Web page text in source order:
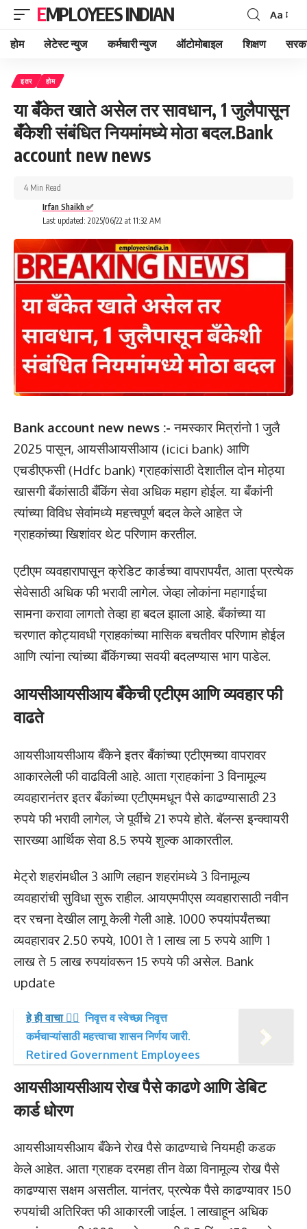
EMPLOYEES INDIAN
Font
Resizer
Aa
होम लेटेस्ट न्युज कर्मचारी न्युज ऑटोमोबाइल शिक्षण
इतर होम
या बँकेत खाते असेल तर सावधान, 1 जुलैपासून
बँकेशी संबंधित नियमांमध्ये मोठा बदल.Bank
account new news
Last updated: 2025/06/22 at 11:32 AM
Irfan Shaikh ✅
4 Min Read
Bank account new news :- नमस्कार मित्रांनो 1 जुलै
2025 पासून, आयसीआयसीआय (icici bank) आणि
एचडीएफसी (Hdfc bank) ग्राहकांसाठी देशातील दोन मोठ्या
खासगी बँकांसाठी बँकिंग सेवा अधिक महाग होईल. या बँकांनी
त्यांच्या विविध सेवांमध्ये महत्त्वपूर्ण बदल केले आहेत जे
ग्राहकांच्या खिशांवर थेट परिणाम करतील.
एटीएम व्यवहारापासून क्रेडिट कार्डच्या वापरापर्यंत, आता प्रत्येक
सेवेसाठी अधिक फी भरावी लागेल. जेव्हा लोकांना महागाईचा
सामना करावा लागतो तेव्हा हा बदल झाला आहे. बँकांच्या या
चरणात कोट्यावधी ग्राहकांच्या मासिक बचतीवर परिणाम होईल
आणि त्यांना त्यांच्या बँकिंगच्या सवयी बदलण्यास भाग पाडेल.
आयसीआयसीआय बँकेची एटीएम आणि व्यवहार फी
वाढते
आयसीआयसीआय बँकेने इतर बँकांच्या एटीएमच्या वापरावर
आकारलेली फी वाढविली आहे. आता ग्राहकांना 3 विनामूल्य
व्यवहारानंतर इतर बँकांच्या एटीएममधून पैसे काढण्यासाठी 23
रुपये फी भरावी लागेल, जे पूर्वीचे 21 रुपये होते. बॅलन्स इन्क्वायरी
सारख्या आर्थिक सेवा 8.5 रुपये शुल्क आकारतील.
मेट्रो शहरांमधील 3 आणि लहान शहरांमध्ये 3 विनामूल्य
व्यवहारांची सुविधा सुरू राहील. आयएमपीएस व्यवहारासाठी नवीन
दर रचना देखील लागू केली गेली आहे. 1000 रुपयांपर्यंतच्या
व्यवहारावर 2.50 रुपये, 1001 ते 1 लाख ला 5 रुपये आणि 1
लाख ते 5 लाख रुपयांवरून 15 रुपये फी असेल. Bank
update
हे ही वाचा 👉🏻 निवृत्त व स्वेच्छा निवृत्त
कर्मचाऱ्यांसाठी महत्त्वाचा शासन निर्णय जारी.
Retired Government Employees
आयसीआयसीआय रोख पैसे काढणे आणि डेबिट
कार्ड धोरण
आयसीआयसीआय बँकेने रोख पैसे काढण्याचे नियमही कडक
केले आहेत. आता ग्राहक दरमहा तीन वेळा विनामूल्य रोख पैसे
काढण्यास सक्षम असतील. यानंतर, प्रत्येक पैसे काढण्यावर 150
रुपयांची अतिरिक्त फी आकारली जाईल. 1 लाखाहून अधिक